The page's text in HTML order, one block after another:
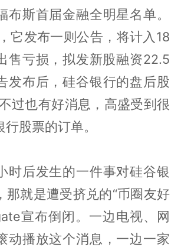
布斯首届金融全明星名单。
它发布一则公告，将计入18
售亏损，拟发新股融资22.5
发布后，硅谷银行的盘后股
过也有好消息，高盛受到很
股票的订单。
时后发生的一件事对硅谷银
那就是遭受挤兑的“币圈友好
宣布倒闭。一边电视、网
动播放这个消息，一边一家